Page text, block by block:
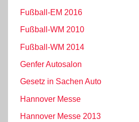
Fußball-EM 2016
Fußball-WM 2010
Fußball-WM 2014
Genfer Autosalon
Gesetz in Sachen Auto
Hannover Messe
Hannover Messe 2013